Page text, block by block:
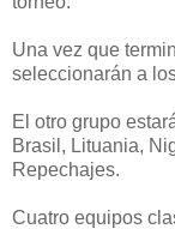
Una vez que
seleccionarán a
El otro grupo
Brasil, Lituania,
Repechajes.
Cuatro equipos